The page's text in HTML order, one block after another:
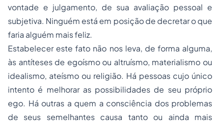
vontade e julgamento, de sua avaliação pessoal e
subjetiva. Ninguém está em posição de decretar o que
faria alguém mais feliz.
Estabelecer este fato não nos leva, de forma alguma,
às antíteses de egoísmo ou altruísmo, materialismo ou
idealismo, ateísmo ou religião. Há pessoas cujo único
intento é melhorar as possibilidades de seu próprio
ego. Há outras a quem a consciência dos problemas
de seus semelhantes causa tanto ou ainda mais